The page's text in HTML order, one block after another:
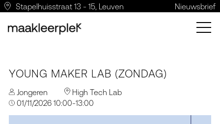
Stapelhuisstraat 13 - 15, Leuven Nieuwsbrief
YOUNG MAKER LAB (ZONDAG)
Jongeren
High Tech Lab
01/11/2026 10:00-13:00